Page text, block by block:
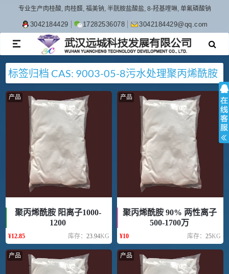
专业生产肉桂酸, 肉桂醛, 福美钠, 半胱胺盐酸盐, 8-羟基喹啉, 单氟磷酸钠
3042184429 17282536078 3042184429@qq.com
TOGGLE
NAVIGATION
标签归档 CAS: 9003-05-8污水处理聚丙烯酰胺
产品
聚丙烯酰胺 阳离子1000-
1200
¥12.85 库存： 23.94KG
产品
聚丙烯酰胺 90% 两性离子
500-1700万
¥10 库存：25KG
产品 产品